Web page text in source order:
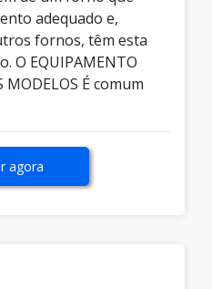
adequado e,
fornos, têm esta
O EQUIPAMENTO
MODELOS É comum
agora